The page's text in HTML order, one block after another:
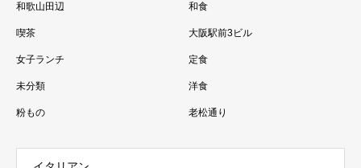
和歌山田辺 和食
喫茶 大阪駅前3ビル
女子ランチ 定食
未分類 洋食
粉もの 老松通り